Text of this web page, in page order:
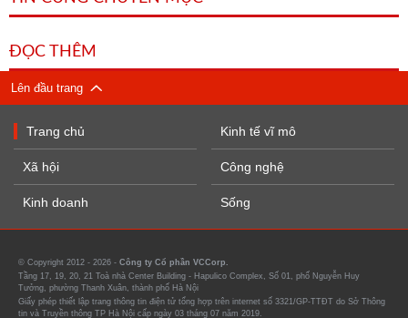
ĐỌC THÊM
Lên đầu trang
Trang chủ
Xã hội
Kinh doanh
Kinh tế vĩ mô
Công nghệ
Sống
© Copyright 2012 - 2026 - Công ty Cổ phần VCCorp.
Tầng 17, 19, 20, 21 Toà nhà Center Building - Hapulico Complex, Số 01, phố Nguyễn Huy
Tưởng, phường Thanh Xuân, thành phố Hà Nội
Giấy phép thiết lập trang thông tin điện tử tổng hợp trên internet số 3321/GP-TTĐT do Sở Thông
tin và Truyền thông TP Hà Nội cấp ngày 03 tháng 07 năm 2019.